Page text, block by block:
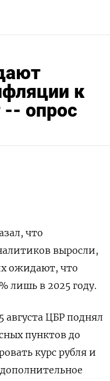
к
-- опрос
что
выросли,
ожидают, что
лишь в 2025 году.
августа ЦБР поднял
пунктов до
курс рубля и